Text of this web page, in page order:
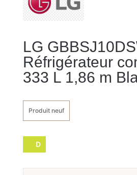
LG
Réfrigérateur
333 L 1,86 m
Produit neuf
D